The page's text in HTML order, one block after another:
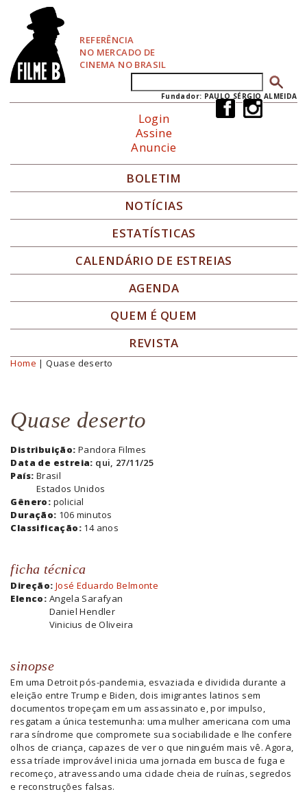
REFERÊNCIA
NO MERCADO DE
CINEMA NO BRASIL
Formulário de busca
Fundador: PAULO SÉRGIO ALMEIDA
Login
Assine
Anuncie
BOLETIM
NOTÍCIAS
ESTATÍSTICAS
CALENDÁRIO DE ESTREIAS
AGENDA
QUEM É QUEM
REVISTA
Você está aqui
Home | Quase deserto
Quase deserto
Distribuição: Pandora Filmes
Data de estreia: qui, 27/11/25
País: Brasil
Estados Unidos
Gênero: policial
Duração: 106 minutos
Classificação: 14 anos
ficha técnica
Direção: José Eduardo Belmonte
Elenco: Angela Sarafyan
Daniel Hendler
Vinicius de Oliveira
sinopse
Em uma Detroit pós-pandemia, esvaziada e dividida durante a
eleição entre Trump e Biden, dois imigrantes latinos sem
documentos tropeçam em um assassinato e, por impulso,
resgatam a única testemunha: uma mulher americana com uma
rara síndrome que compromete sua sociabilidade e lhe confere
olhos de criança, capazes de ver o que ninguém mais vê. Agora,
essa tríade improvável inicia uma jornada em busca de fuga e
recomeço, atravessando uma cidade cheia de ruínas, segredos
e reconstruções falsas.